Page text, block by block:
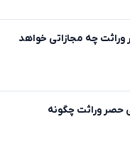
وراثت چه مجازاتی خواهد
حصر وراثت چگونه